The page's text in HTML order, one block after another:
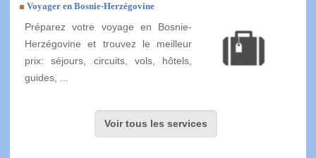
Voyager en Bosnie-Herzégovine
Préparez votre voyage en Bosnie-
Herzégovine et trouvez le meilleur
prix: séjours, circuits, vols, hôtels,
guides, ...
Voir tous les services